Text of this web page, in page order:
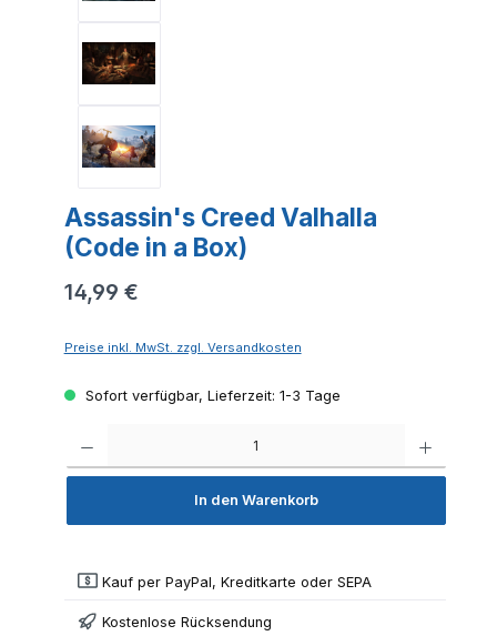
Assassin's Creed Valhalla
(Code in a Box)
14,99 €
Preise inkl. MwSt. zzgl. Versandkosten
Sofort verfügbar, Lieferzeit: 1-3 Tage
In den Warenkorb
Kauf per PayPal, Kreditkarte oder SEPA
Kostenlose Rücksendung